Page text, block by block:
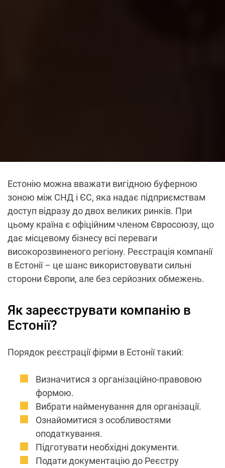
Естонію можна вважати вигідною буферною
зоною між СНД і ЄС, яка надає підприємствам
доступ відразу до двох великих ринків. При
цьому країна є офіційним членом Євросоюзу, що
дає місцевому бізнесу всі переваги
високорозвиненого регіону. Реєстрація компанії
в Естонії – це шанс використовувати сильні
сторони Європи, але без серйозних обмежень.
Як зареєструвати компанію в
Естонії?
Порядок реєстрації фірми в Естонії такий:
Визначитися з організаційно-правовою
формою.
Вибрати найменування для організації.
Ознайомитися з особливостями
оподаткування.
Підготувати необхідні документи.
Подати документацію до Реєстру